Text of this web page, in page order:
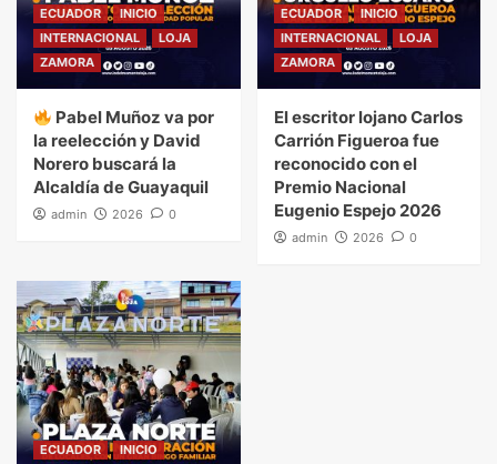
ECUADOR
INICIO
INTERNACIONAL
LOJA
ZAMORA
Pabel Muñoz va por
la reelección y David
Norero buscará la
Alcaldía de Guayaquil
admin 2026 0
ECUADOR
INICIO
INTERNACIONAL
LOJA
ZAMORA
El escritor lojano Carlos
Carrión Figueroa fue
reconocido con el
Premio Nacional
Eugenio Espejo 2026
admin 2026 0
ECUADOR
INICIO